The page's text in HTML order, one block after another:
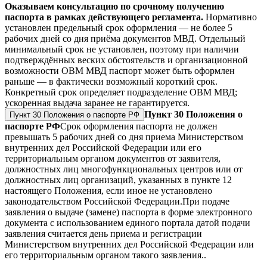
Оказываем консультацию по срочному получению
паспорта в рамках действующего регламента. Нормативно
установлен предельный срок оформления — не более 5
рабочих дней со дня приёма документов МВД. Отдельный
минимальный срок не установлен, поэтому при наличии
подтверждённых веских обстоятельств и организационной
возможности ОВМ МВД паспорт может быть оформлен
раньше — в фактически возможный короткий срок.
Конкретный срок определяет подразделение ОВМ МВД;
ускоренная выдача заранее не гарантируется.
Пункт 30 Положения о паспорте РФ Пункт 30 Положения о
паспорте РФСрок оформления паспорта не должен
превышать 5 рабочих дней со дня приема Министерством
внутренних дел Российской Федерации или его
территориальным органом документов от заявителя,
должностных лиц многофункциональных центров или от
должностных лиц организаций, указанных в пункте 12
настоящего Положения, если иное не установлено
законодательством Российской Федерации.При подаче
заявления о выдаче (замене) паспорта в форме электронного
документа с использованием единого портала датой подачи
заявления считается день приема и регистрации
Министерством внутренних дел Российской Федерации или
его территориальным органом такого заявления..